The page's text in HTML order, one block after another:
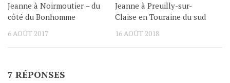
Jeanne à Noirmoutier – du
côté du Bonhomme
6 AOÛT 2017
Jeanne à Preuilly-sur-
Claise en Touraine du sud
16 AOÛT 2018
7 RÉPONSES